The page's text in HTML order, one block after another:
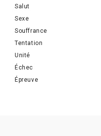
Salut
Sexe
Souffrance
Tentation
Unité
Échec
Épreuve